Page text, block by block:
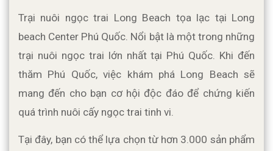
Trại nuôi ngọc trai Long Beach tọa lạc tại Long
beach Center Phú Quốc. Nổi bật là một trong những
trại nuôi ngọc trai lớn nhất tại Phú Quốc. Khi đến
thăm Phú Quốc, việc khám phá Long Beach sẽ
mang đến cho bạn cơ hội độc đáo để chứng kiến
quá trình nuôi cấy ngọc trai tinh vi.
Tại đây, bạn có thể lựa chọn từ hơn 3.000 sản phẩm